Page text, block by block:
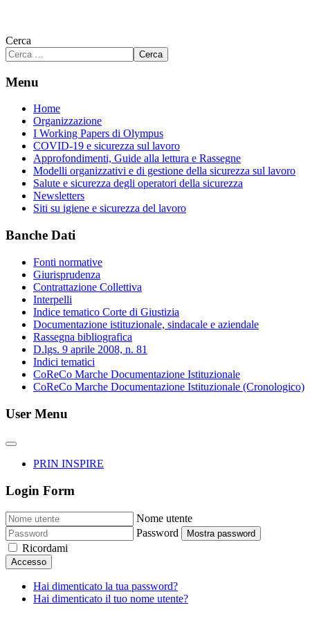
Cerca
Cerca
Menu
Home
Organizzazione
I Working Papers di Olympus
COVID-19 e sicurezza sul lavoro
Approfondimenti, Guide alla lettura e Rassegne
Modelli organizzativi e di gestione della sicurezza sul lavoro
Salute e sicurezza degli operatori della sicurezza
Newsletters
Siti su igiene e sicurezza del lavoro
Banche Dati
Fonti normative
Giurisprudenza
Contrattazione Collettiva
Interpelli
Indice tematico Corte di Giustizia
Documentazione istituzionale, sindacale e aziendale
Rassegna bibliografica
D.lgs. 9 aprile 2008, n. 81
Indici tematici
CoReCo Marche Documentazione Istituzionale
CoReCo Marche Documentazione Istituzionale (Cronologico)
User Menu
PRIN INSPIRE
Login Form
Nome utente
Password
Mostra password
Ricordami
Accesso
Hai dimenticato la tua password?
Hai dimenticato il tuo nome utente?